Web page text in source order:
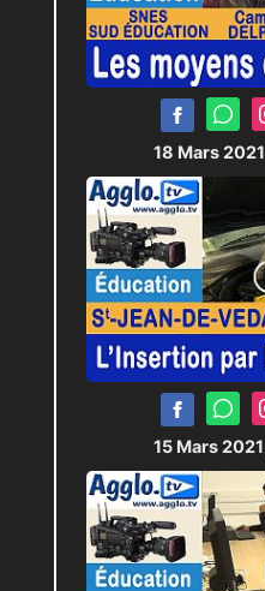
18 Mars 2021
15 Mars 2021